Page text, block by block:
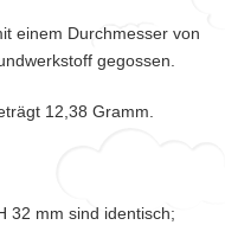
einem Durchmesser von
gegossen.
12,38 Gramm.
32 mm sind identisch;